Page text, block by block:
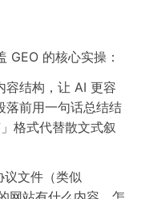
GEO 的核心实操：
容结构，让 AI 更容
落前用一句话总结结
格式代替散文式叙
议文件（类似